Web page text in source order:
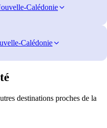
Calédonie
Calédonie
destinations proches de la